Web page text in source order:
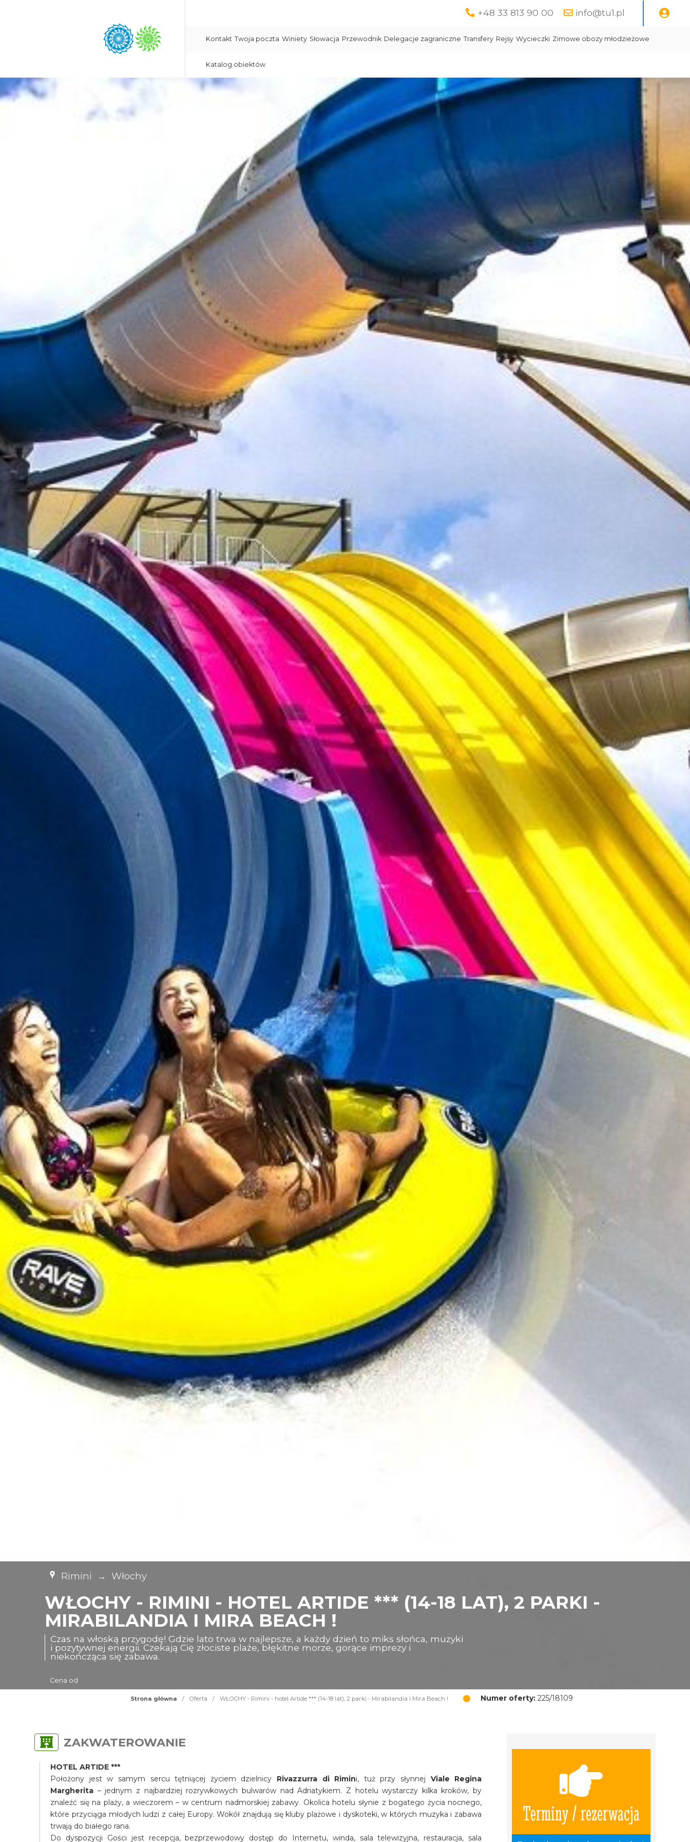
+48 33 813 90 00 info@tu1.pl
Kontakt Twoja poczta Winiety Słowacja Przewodnik Delegacje zagraniczne Transfery Rejsy Wycieczki Zimowe obozy młodzieżowe
Katalog obiektów
Rimini → Włochy
WŁOCHY - RIMINI - HOTEL ARTIDE *** (14-18 LAT), 2 PARKI -
MIRABILANDIA I MIRA BEACH !
Czas na włoską przygodę! Gdzie lato trwa w najlepsze, a każdy dzień to miks słońca, muzyki
i pozytywnej energii. Czekają Cię złociste plaże, błękitne morze, gorące imprezy i
niekończąca się zabawa.
Cena od
Strona główna / Oferta / WŁOCHY - Rimini - hotel Artide *** (14-18 lat), 2 parki - Mirabilandia i Mira Beach ! Numer oferty:225/18109
Terminy / rezerwacja
ZAKWATEROWANIE
HOTEL ARTIDE ***
Położony jest w samym sercu tętniącej życiem dzielnicy Rivazzurra di Rimini, tuż przy słynnej Viale Regina
Margherita – jednym z najbardziej rozrywkowych bulwarów nad Adriatykiem. Z hotelu wystarczy kilka kroków, by
znaleźć się na plaży, a wieczorem – w centrum nadmorskiej zabawy. Okolica hotelu słynie z bogatego życia nocnego,
które przyciąga młodych ludzi z całej Europy. Wokół znajdują się kluby plażowe i dyskoteki, w których muzyka i zabawa
trwają do białego rana.
Do dyspozycji Gości jest recepcja, bezprzewodowy dostęp do Internetu, winda, sala telewizyjna, restauracja, sala